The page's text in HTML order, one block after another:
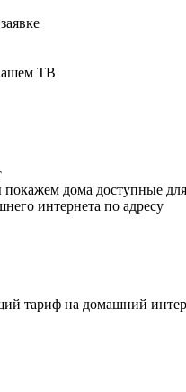
ТВ
покажем дома доступные для
интернета по адресу
тариф на домашний